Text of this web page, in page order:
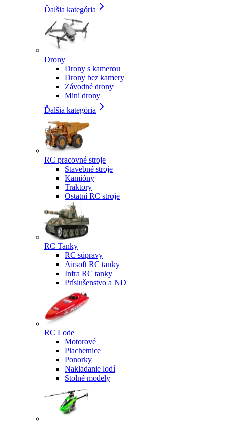
Ďalšia kategória
Drony
Drony s kamerou
Drony bez kamery
Závodné drony
Mini drony
Ďalšia kategória
RC pracovné stroje
Stavebné stroje
Kamióny
Traktory
Ostatní RC stroje
RC Tanky
RC súpravy
Airsoft RC tanky
Infra RC tanky
Príslušenstvo a ND
RC Lode
Motorové
Plachetnice
Ponorky
Nakladanie lodí
Stolné modely